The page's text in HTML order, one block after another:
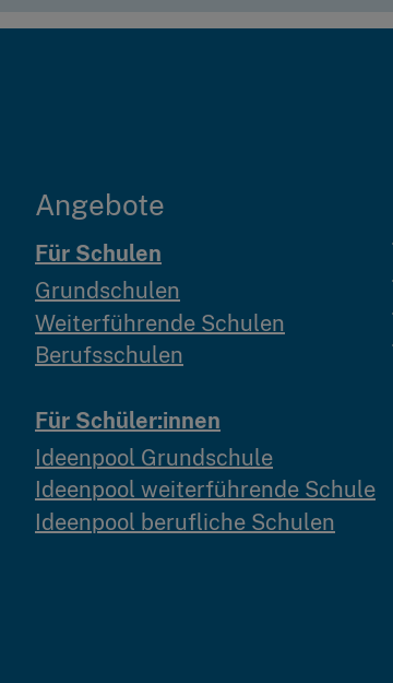
Angebote
Für Schulen
Grundschulen
Weiterführende Schulen
Berufsschulen
Für Schüler:innen
Ideenpool Grundschule
Ideenpool weiterführende Schule
Ideenpool berufliche Schulen